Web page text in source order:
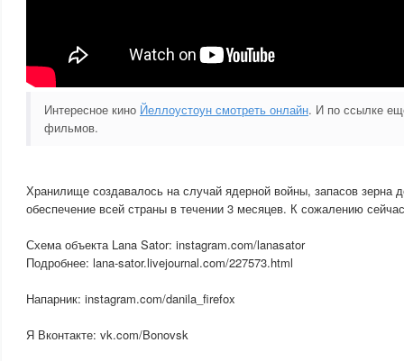
Интересное кино Йеллоустоун смотреть онлайн. И по ссылке
фильмов.
Хранилище создавалось на случай ядерной войны, запасов зерна
обеспечение всей страны в течении 3 месяцев. К сожалению
Схема объекта Lana Sator: instagram.com/lanasator
Подробнее: lana-sator.livejournal.com/227573.html
Напарник: instagram.com/danila_firefox
Я Вконтакте: vk.com/Bonovsk